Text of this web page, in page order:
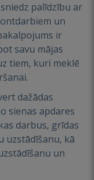
palīdzību ar
un
ir
savu mājas
tiem, kuri meklē
dažādas
sienas apdares
darbus, grīdas
uzstādīšanu, kā
un